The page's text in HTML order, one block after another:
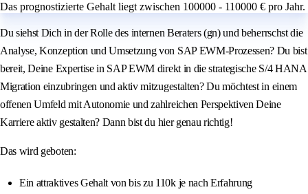
Das prognostizierte Gehalt liegt zwischen 100000 - 110000 € pro Jahr.
Du siehst Dich in der Rolle des internen Beraters (gn) und beherrschst die
Analyse, Konzeption und Umsetzung von SAP EWM-Prozessen? Du bist
bereit, Deine Expertise in SAP EWM direkt in die strategische S/4 HANA
Migration einzubringen und aktiv mitzugestalten? Du möchtest in einem
offenen Umfeld mit Autonomie und zahlreichen Perspektiven Deine
Karriere aktiv gestalten? Dann bist du hier genau richtig!
Das wird geboten:
Ein attraktives Gehalt von bis zu 110k je nach Erfahrung